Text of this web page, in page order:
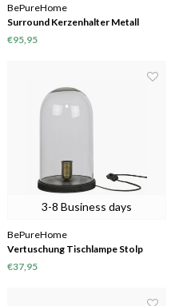
BePureHome
Surround Kerzenhalter Metall
Schwarz
€95,95
3-8 Business days
BePureHome
Vertuschung Tischlampe Stolp
Black
€37,95